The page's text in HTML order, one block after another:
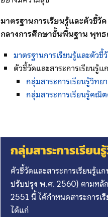
มาตรฐานการเรียนรู้และตัวชี้
กลางการศึกษาขั้นพื้นฐาน พุทธ
มาตรฐานการเรียนรู้และตัวชี้
ตัวชี้วัดและสาระการเรียนรู้แ
กลุ่มสาระการเรียนรู้วิทย
กลุ่มสาระการเรียนรู้คณิ
กลุ่มสาระการเรียน
ตัวชี้วัดและสาระการเรียนรู้แ
ปรับปรุง พ.ศ. 2560) ตามห
2551 นี้ ได้กำหนดสาระการเ
ได้แก่